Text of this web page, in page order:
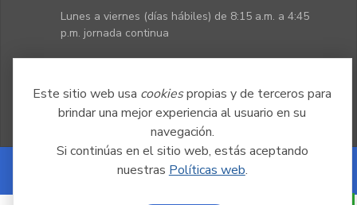
Este sitio web usa cookiespropias y de terceros para
brindar una mejor experiencia al usuario en su
navegación.
Si continúas en el sitio web, estás aceptando
nuestras Políticas web.
Lunes a viernes (días hábiles) de 8:15 a.m. a 4:45
p.m. jornada continua